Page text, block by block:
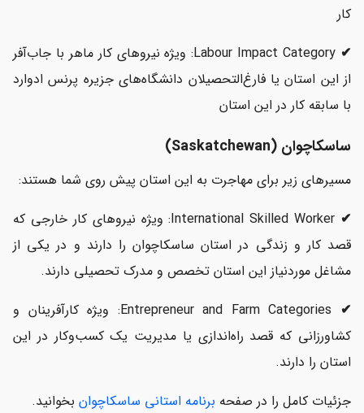
کار
✔
Labour Impact Category: ویژه نیروهای کار ماهر با جاب‌آفر
از این استان یا فارغ‌التحصیلان دانشگاه‌های جزیره پرنس ادوارد
با سابقه کار در این استان
ساسکاچوان (Saskatchewan)
مسیرهای زیر برای مهاجرت به این استان پیش روی شما هستند:
✔
International Skilled Worker: ویژه نیروهای کار خارجی که
قصد کار و زندگی در استان ساسکاچوان را دارند و در یکی از
مشاغل موردنیاز این استان تخصص و مدرک تحصیلی دارند.
✔
Entrepreneur and Farm Categories: ویژه کارآفرینان و
کشاورزانی که قصد راه‌اندازی یا مدیریت یک کسب‌وکار در این
استان را دارند.
جزئیات کامل را در صفحه برنامه استانی ساسکاچوان بخوانید.